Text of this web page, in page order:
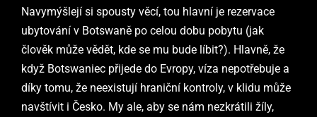
Navymýšlejí si spousty věcí, tou hlavní je rezervace
ubytování v Botswaně po celou dobu pobytu (jak
člověk může vědět, kde se mu bude líbit?). Hlavně, že
když Botswaniec přijede do Evropy, víza nepotřebuje a
díky tomu, že neexistují hraniční kontroly, v klidu může
navštívit i Česko. My ale, aby se nám nezkrátili žíly,